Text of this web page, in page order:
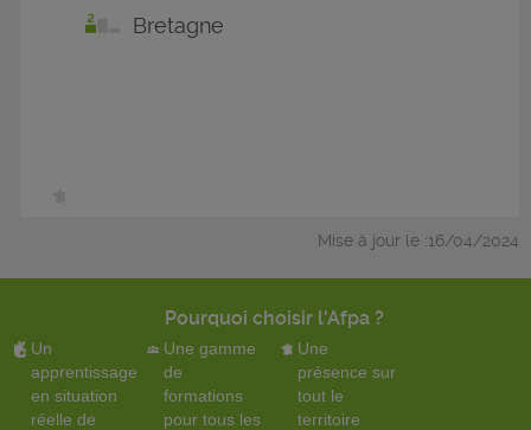
Bretagne
Mise à jour le :16/04/2024
Pourquoi choisir l'Afpa ?
Un
apprentissage
en situation
réelle de
Une gamme
de
formations
pour tous les
Une
présence sur
tout le
territoire